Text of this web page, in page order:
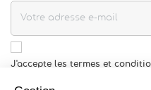
J'accepte les termes et